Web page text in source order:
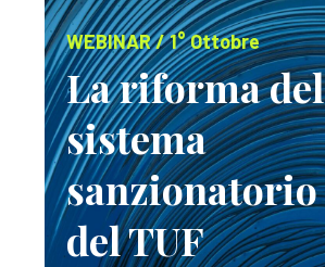
WEBINAR / 1° Ottobre
La riforma del
sistema
sanzionatorio
del TUF